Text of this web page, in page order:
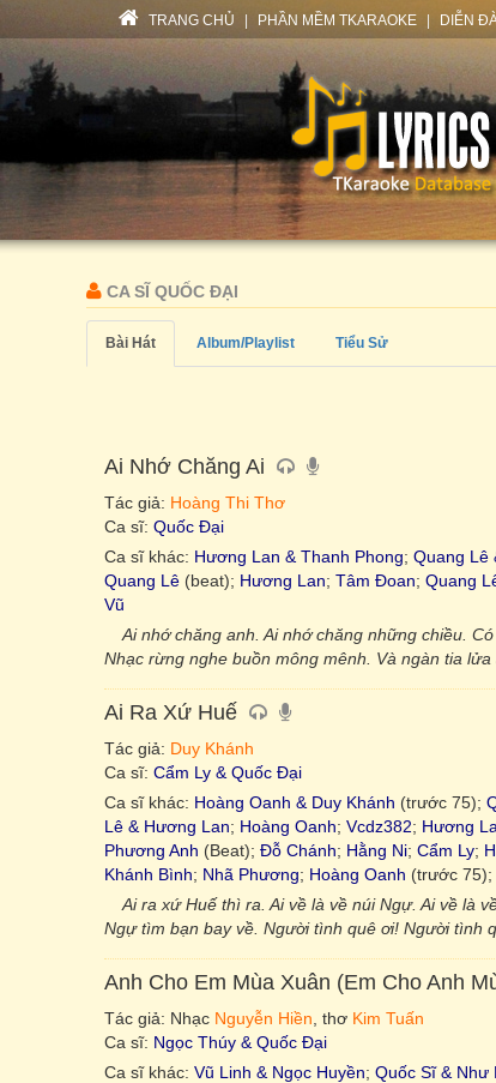
TRANG CHỦ PHẦN MỀM TKARAOKE DIỄN
CA SĨ QUỐC ĐẠI
Bài Hát Album/Playlist Tiểu Sử
Ai Nhớ Chăng Ai
Tác giả: Hoàng Thi Thơ
Ca sĩ: Quốc Đại
Ca sĩ khác: Hương Lan & Thanh Phong; Quang Lê
Quang Lê (beat); Hương Lan; Tâm Đoan; Quang
Vũ
Ai nhớ chăng anh. Ai nhớ chăng những chiều.
Nhạc rừng nghe buồn mông mênh. Và ngàn tia
Ai Ra Xứ Huế
Tác giả: Duy Khánh
Ca sĩ: Cẩm Ly & Quốc Đại
Ca sĩ khác: Hoàng Oanh & Duy Khánh (trước 75);
Lê & Hương Lan; Hoàng Oanh; Vcdz382; Hương
Phương Anh (Beat); Đỗ Chánh; Hằng Ni; Cẩm Ly;
Khánh Bình; Nhã Phương; Hoàng Oanh (trước 75);
Ai ra xứ Huế thì ra. Ai về là về núi Ngự. Ai về là
Ngự tìm bạn bay về. Người tình quê ơi! Người tình
Anh Cho Em Mùa Xuân (Em Cho Anh
Tác giả: Nhạc Nguyễn Hiền , thơ Kim Tuấn
Ca sĩ: Ngọc Thúy & Quốc Đại
Ca sĩ khác: Vũ Linh & Ngọc Huyền; Quốc Sĩ & Như